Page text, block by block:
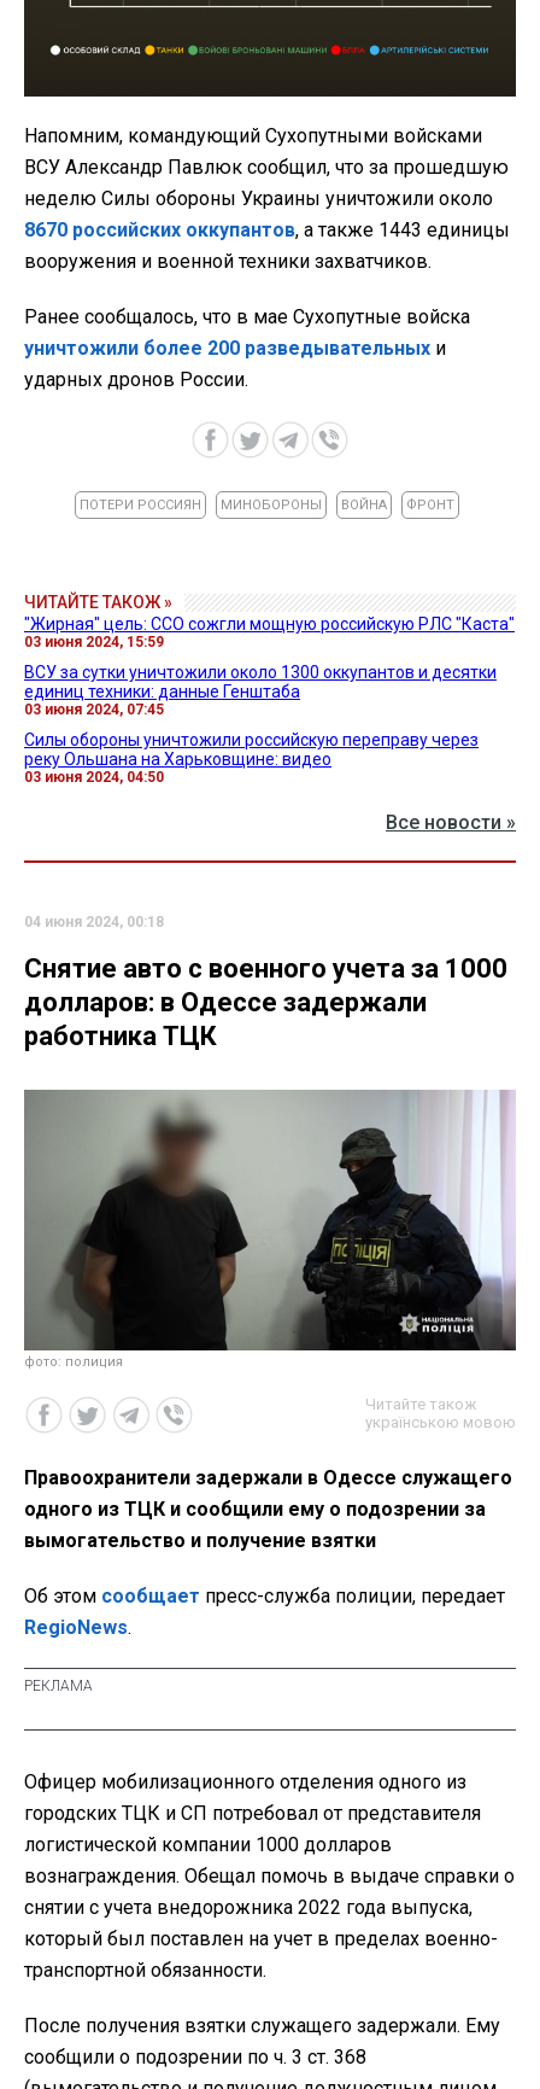
Напомним, командующий Сухопутными войсками
ВСУ Александр Павлюк сообщил, что за прошедшую
неделю Силы обороны Украины уничтожили около
8670 российских оккупантов, а также 1443 единицы
вооружения и военной техники захватчиков.
Ранее сообщалось, что в мае Сухопутные войска
уничтожили более 200 разведывательных и
ударных дронов России.
ПОТЕРИ РОССИЯН МИНОБОРОНЫ ВОЙНА ФРОНТ
ЧИТАЙТЕ ТАКОЖ »
"Жирная" цель: ССО сожгли мощную российскую РЛС "Каста"
03 июня 2024, 15:59
ВСУ за сутки уничтожили около 1300 оккупантов и десятки
единиц техники: данные Генштаба
03 июня 2024, 07:45
Силы обороны уничтожили российскую переправу через
реку Ольшана на Харьковщине: видео
03 июня 2024, 04:50
Все новости »
04 июня 2024, 00:18
Снятие авто с военного учета за 1000
долларов: в Одессе задержали
работника ТЦК
фото: полиция
Читайте також
українською мовою
Правоохранители задержали в Одессе служащего
одного из ТЦК и сообщили ему о подозрении за
вымогательство и получение взятки
Об этом сообщает пресс-служба полиции, передает
RegioNews.
Офицер мобилизационного отделения одного из
городских ТЦК и СП потребовал от представителя
логистической компании 1000 долларов
вознаграждения. Обещал помочь в выдаче справки о
снятии с учета внедорожника 2022 года выпуска,
который был поставлен на учет в пределах военно-
транспортной обязанности.
После получения взятки служащего задержали. Ему
сообщили о подозрении по ч. 3 ст. 368